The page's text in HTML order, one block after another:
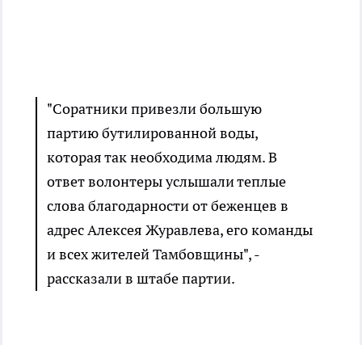
"Соратники привезли большую
партию бутилированной воды,
которая так необходима людям. В
ответ волонтеры услышали теплые
слова благодарности от беженцев в
адрес Алексея Журавлева, его команды
и всех жителей Тамбовщины", -
рассказали в штабе партии.